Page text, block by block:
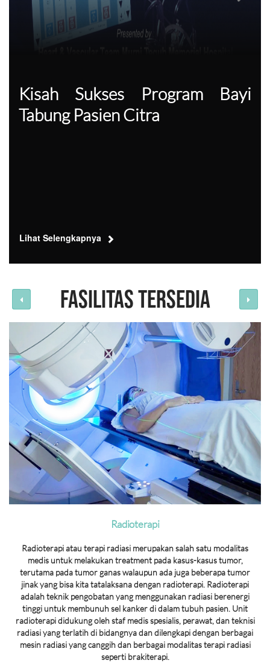
Kisah Sukses Program Bayi
Tabung Pasien Citra
Lihat Selengkapnya
FASILITAS TERSEDIA
Radioterapi
Radioterapi atau terapi radiasi merupakan salah satu modalitas
medis untuk melakukan treatment pada kasus-kasus tumor,
terutama pada tumor ganas walaupun ada juga beberapa tumor
jinak yang bisa kita tatalaksana dengan radioterapi. Radioterapi
adalah teknik pengobatan yang menggunakan radiasi berenergi
tinggi untuk membunuh sel kanker di dalam tubuh pasien. Unit
radioterapi didukung oleh staf medis spesialis, perawat, dan teknisi
radiasi yang terlatih di bidangnya dan dilengkapi dengan berbagai
mesin radiasi yang canggih dan berbagai modalitas terapi radiasi
seperti brakiterapi.